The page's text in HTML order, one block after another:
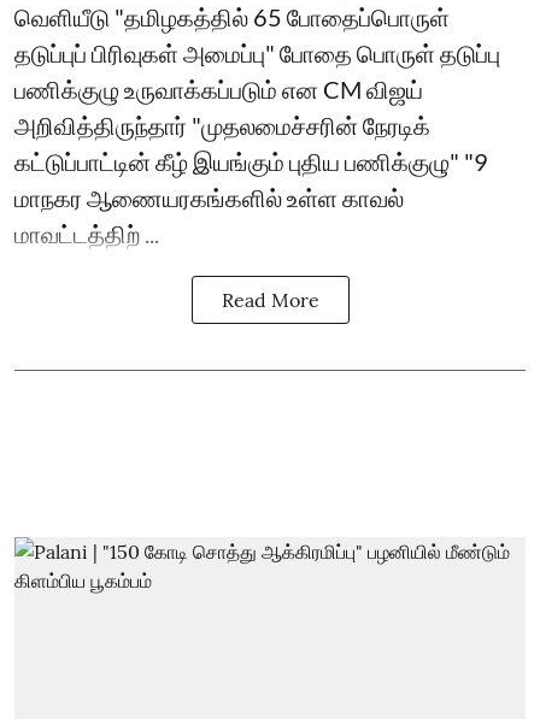
வெளியீடு "தமிழகத்தில் 65 போதைப்பொருள்
தடுப்புப் பிரிவுகள் அமைப்பு" போதை பொருள் தடுப்பு
பணிக்குழு உருவாக்கப்படும் என CM விஜய்
அறிவித்திருந்தார் "முதலமைச்சரின் நேரடிக்
கட்டுப்பாட்டின் கீழ் இயங்கும் புதிய பணிக்குழு" "9
மாநகர ஆணையரகங்களில் உள்ள காவல்
மாவட்டத்திற் ...
Read More